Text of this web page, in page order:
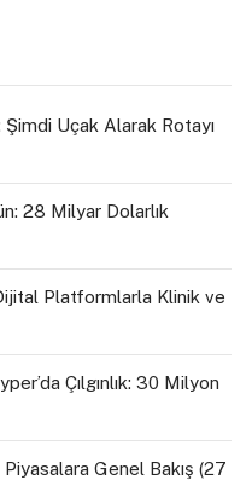
Şimdi Uçak Alarak Rotayı
28 Milyar Dolarlık
Platformlarla Klinik ve
Çılgınlık: 30 Milyon
Genel Bakış (27